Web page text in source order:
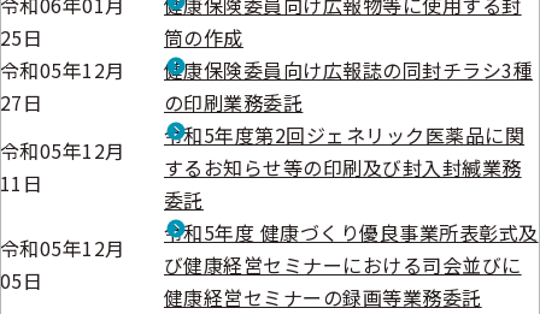
25日
筒の作成
令和05年12月
27日
健康保険委員向け広報誌の同封チラシ3種
の印刷業務委託
令和05年12月
11日
令和5年度第2回ジェネリック医薬品に関
するお知らせ等の印刷及び封入封緘業務
委託
令和05年12月
05日
令和5年度 健康づくり優良事業所表彰式及
び健康経営セミナーにおける司会並びに
健康経営セミナーの録画等業務委託